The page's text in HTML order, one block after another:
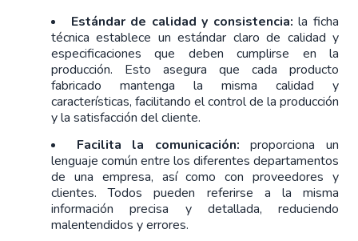
Estándar de calidad y consistencia: la ficha
técnica establece un estándar claro de calidad y
especificaciones que deben cumplirse en la
producción. Esto asegura que cada producto
fabricado mantenga la misma calidad y
características, facilitando el control de la producción
y la satisfacción del cliente.
Facilita la comunicación: proporciona un
lenguaje común entre los diferentes departamentos
de una empresa, así como con proveedores y
clientes. Todos pueden referirse a la misma
información precisa y detallada, reduciendo
malentendidos y errores.